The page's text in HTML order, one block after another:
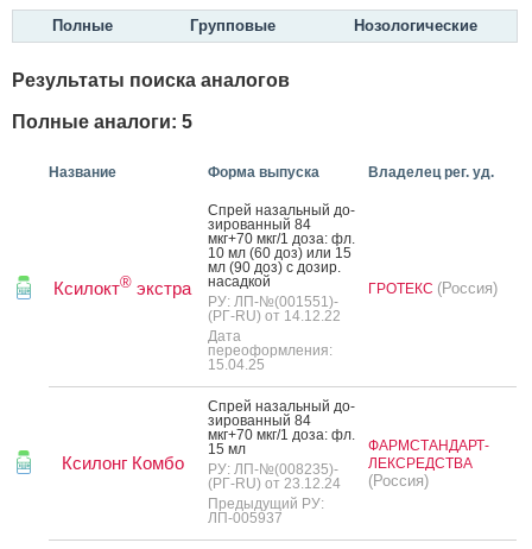
Полные Групповые Нозологические
Результаты поиска аналогов
Полные аналоги: 5
Название Форма выпуска Владелец рег. уд.
Ксилокт® экстра
Спрей на­заль­ный до­
зиро­ван­ный 84
мкг+70 мкг/1 до­за: фл.
10 мл (60 доз) или 15
мл (90 доз) с до­зир.
на­сад­кой
РУ: ЛП-№(001551)-
(РГ-RU) от 14.12.22
Дата
переоформления:
15.04.25
ГРОТЕКС (Россия)
Ксилонг Комбо
Спрей на­заль­ный до­
зиро­ван­ный 84
мкг+70 мкг/1 до­за: фл.
15 мл
РУ: ЛП-№(008235)-
(РГ-RU) от 23.12.24
Предыдущий РУ:
ЛП-005937
ФАРМСТАНДАРТ-
ЛЕКСРЕДСТВА
(Россия)